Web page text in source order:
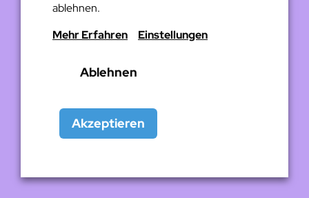
ablehnen.
Mehr Erfahren
Einstellungen
Ablehnen
Akzeptieren